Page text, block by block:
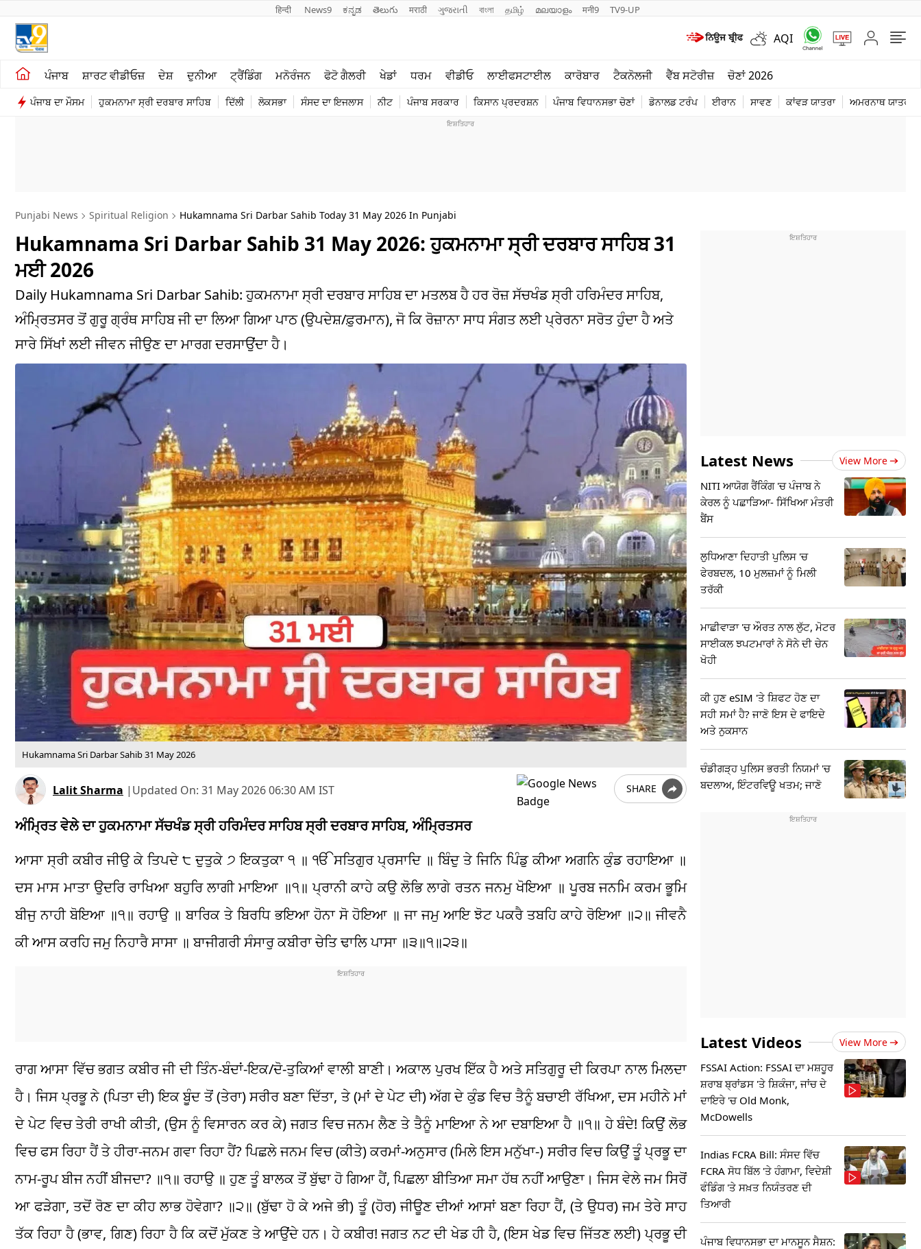
हिन्दी News9 ಕನ್ನಡ తెలుగు मराठी ગુજરાતી বাংলা தமிழ் മലയാളം मनी9 TV9-UP
AQI
ਪੰਜਾਬ ਸ਼ਾਰਟ ਵੀਡੀਓਜ਼ ਦੇਸ਼ ਦੁਨੀਆ ਟ੍ਰੈਂਡਿੰਗ ਮਨੋਰੰਜਨ ਫੋਟੋ ਗੈਲਰੀ ਖੇਡਾਂ ਧਰਮ ਵੀਡੀਓ ਲਾਈਫਸਟਾਈਲ ਕਾਰੋਬਾਰ ਟੈਕਨੋਲਜੀ ਵੈੱਬ ਸਟੋਰੀਜ਼ ਚੋਣਾਂ 2026
ਪੰਜਾਬ ਦਾ ਮੌਸਮ ਹੁਕਮਨਾਮਾ ਸ੍ਰੀ ਦਰਬਾਰ ਸਾਹਿਬ ਦਿੱਲੀ ਲੋਕਸਭਾ ਸੰਸਦ ਦਾ ਇਜਲਾਸ ਨੀਟ ਪੰਜਾਬ ਸਰਕਾਰ ਕਿਸਾਨ ਪ੍ਰਦਰਸ਼ਨ ਪੰਜਾਬ ਵਿਧਾਨਸਭਾ ਚੋਣਾਂ ਡੋਨਾਲਡ ਟਰੰਪ ਈਰਾਨ ਸਾਵਣ ਕਾਂਵੜ ਯਾਤਰਾ ਅਮਰਨਾਥ ਯਾਤਰਾ
ਖੇਤੀਬਾੜੀ
ਸ਼ਾਰਟ ਵੀਡੀਓਜ਼
ਮਨੋਰੰਜਨ
ਪੰਜਾਬ
ਟੈਕਨੋਲਜੀ
ਦੁਨੀਆ
Punjabi News Spiritual Religion Hukamnama Sri Darbar Sahib Today 31 May 2026 In Punjabi
Hukamnama Sri Darbar Sahib 31 May 2026: ਹੁਕਮਨਾਮਾ ਸ੍ਰੀ ਦਰਬਾਰ ਸਾਹਿਬ 31
ਮਈ 2026
Daily Hukamnama Sri Darbar Sahib: ਹੁਕਮਨਾਮਾ ਸ੍ਰੀ ਦਰਬਾਰ ਸਾਹਿਬ ਦਾ ਮਤਲਬ ਹੈ ਹਰ ਰੋਜ਼ ਸੱਚਖੰਡ ਸ੍ਰੀ ਹਰਿਮੰਦਰ ਸਾਹਿਬ,
ਅੰਮ੍ਰਿਤਸਰ ਤੋਂ ਗੁਰੂ ਗ੍ਰੰਥ ਸਾਹਿਬ ਜੀ ਦਾ ਲਿਆ ਗਿਆ ਪਾਠ (ਉਪਦੇਸ਼/ਫ਼ੁਰਮਾਨ), ਜੋ ਕਿ ਰੋਜ਼ਾਨਾ ਸਾਧ ਸੰਗਤ ਲਈ ਪ੍ਰੇਰਨਾ ਸਰੋਤ ਹੁੰਦਾ ਹੈ ਅਤੇ
ਸਾਰੇ ਸਿੱਖਾਂ ਲਈ ਜੀਵਨ ਜੀਉਣ ਦਾ ਮਾਰਗ ਦਰਸਾਉਂਦਾ ਹੈ।
Hukamnama Sri Darbar Sahib 31 May 2026
Lalit Sharma | Updated On: 31 May 2026 06:30 AM IST SHARE
ਅੰਮ੍ਰਿਤ ਵੇਲੇ ਦਾ ਹੁਕਮਨਾਮਾ ਸੱਚਖੰਡ ਸ੍ਰੀ ਹਰਿਮੰਦਰ ਸਾਹਿਬ ਸ੍ਰੀ ਦਰਬਾਰ ਸਾਹਿਬ, ਅੰਮ੍ਰਿਤਸਰ
ਆਸਾ ਸ੍ਰੀ ਕਬੀਰ ਜੀਉ ਕੇ ਤਿਪਦੇ ੮ ਦੁਤੁਕੇ ੭ ਇਕਤੁਕਾ ੧ ॥ ੴ ਸਤਿਗੁਰ ਪ੍ਰਸਾਦਿ ॥ ਬਿੰਦੁ ਤੇ ਜਿਨਿ ਪਿੰਡੁ ਕੀਆ ਅਗਨਿ ਕੁੰਡ ਰਹਾਇਆ ॥
ਦਸ ਮਾਸ ਮਾਤਾ ਉਦਰਿ ਰਾਖਿਆ ਬਹੁਰਿ ਲਾਗੀ ਮਾਇਆ ॥੧॥ ਪ੍ਰਾਨੀ ਕਾਹੇ ਕਉ ਲੋਭਿ ਲਾਗੇ ਰਤਨ ਜਨਮੁ ਖੋਇਆ ॥ ਪੂਰਬ ਜਨਮਿ ਕਰਮ ਭੂਮਿ
ਬੀਜੁ ਨਾਹੀ ਬੋਇਆ ॥੧॥ ਰਹਾਉ ॥ ਬਾਰਿਕ ਤੇ ਬਿਰਧਿ ਭਇਆ ਹੋਨਾ ਸੋ ਹੋਇਆ ॥ ਜਾ ਜਮੁ ਆਇ ਝੋਟ ਪਕਰੈ ਤਬਹਿ ਕਾਹੇ ਰੋਇਆ ॥੨॥ ਜੀਵਨੈ
ਕੀ ਆਸ ਕਰਹਿ ਜਮੁ ਨਿਹਾਰੈ ਸਾਸਾ ॥ ਬਾਜੀਗਰੀ ਸੰਸਾਰੁ ਕਬੀਰਾ ਚੇਤਿ ਢਾਲਿ ਪਾਸਾ ॥੩॥੧॥੨੩॥
ਰਾਗ ਆਸਾ ਵਿੱਚ ਭਗਤ ਕਬੀਰ ਜੀ ਦੀ ਤਿੰਨ-ਬੰਦਾਂ-ਇਕ/ਦੋ-ਤੁਕਿਆਂ ਵਾਲੀ ਬਾਣੀ। ਅਕਾਲ ਪੁਰਖ ਇੱਕ ਹੈ ਅਤੇ ਸਤਿਗੁਰੂ ਦੀ ਕਿਰਪਾ ਨਾਲ ਮਿਲਦਾ
ਹੈ। ਜਿਸ ਪ੍ਰਭੂ ਨੇ (ਪਿਤਾ ਦੀ) ਇਕ ਬੂੰਦ ਤੋਂ (ਤੇਰਾ) ਸਰੀਰ ਬਣਾ ਦਿੱਤਾ, ਤੇ (ਮਾਂ ਦੇ ਪੇਟ ਦੀ) ਅੱਗ ਦੇ ਕੁੰਡ ਵਿਚ ਤੈਨੂੰ ਬਚਾਈ ਰੱਖਿਆ, ਦਸ ਮਹੀਨੇ ਮਾਂ
ਦੇ ਪੇਟ ਵਿਚ ਤੇਰੀ ਰਾਖੀ ਕੀਤੀ, (ਉਸ ਨੂੰ ਵਿਸਾਰਨ ਕਰ ਕੇ) ਜਗਤ ਵਿਚ ਜਨਮ ਲੈਣ ਤੇ ਤੈਨੂੰ ਮਾਇਆ ਨੇ ਆ ਦਬਾਇਆ ਹੈ ॥੧॥ ਹੇ ਬੰਦੇ! ਕਿਉਂ ਲੋਭ
ਵਿਚ ਫਸ ਰਿਹਾ ਹੈਂ ਤੇ ਹੀਰਾ-ਜਨਮ ਗਵਾ ਰਿਹਾ ਹੈਂ? ਪਿਛਲੇ ਜਨਮ ਵਿਚ (ਕੀਤੇ) ਕਰਮਾਂ-ਅਨੁਸਾਰ (ਮਿਲੇ ਇਸ ਮਨੁੱਖਾ-) ਸਰੀਰ ਵਿਚ ਕਿਉਂ ਤੂੰ ਪ੍ਰਭੂ ਦਾ
ਨਾਮ-ਰੂਪ ਬੀਜ ਨਹੀਂ ਬੀਜਦਾ? ॥੧॥ ਰਹਾਉ ॥ ਹੁਣ ਤੂੰ ਬਾਲਕ ਤੋਂ ਬੁੱਢਾ ਹੋ ਗਿਆ ਹੈਂ, ਪਿਛਲਾ ਬੀਤਿਆ ਸਮਾ ਹੱਥ ਨਹੀਂ ਆਉਣਾ। ਜਿਸ ਵੇਲੇ ਜਮ ਸਿਰੋਂ
ਆ ਫੜੇਗਾ, ਤਦੋਂ ਰੋਣ ਦਾ ਕੀਹ ਲਾਭ ਹੋਵੇਗਾ? ॥੨॥ (ਬੁੱਢਾ ਹੋ ਕੇ ਅਜੇ ਭੀ) ਤੂੰ (ਹੋਰ) ਜੀਊਣ ਦੀਆਂ ਆਸਾਂ ਬਣਾ ਰਿਹਾ ਹੈਂ, (ਤੇ ਉਧਰ) ਜਮ ਤੇਰੇ ਸਾਹ
ਤੱਕ ਰਿਹਾ ਹੈ (ਭਾਵ, ਗਿਣ) ਰਿਹਾ ਹੈ ਕਿ ਕਦੋਂ ਮੁੱਕਣ ਤੇ ਆਉਂਦੇ ਹਨ। ਹੇ ਕਬੀਰ! ਜਗਤ ਨਟ ਦੀ ਖੇਡ ਹੀ ਹੈ, (ਇਸ ਖੇਡ ਵਿਚ ਜਿੱਤਣ ਲਈ) ਪ੍ਰਭੂ ਦੀ
Latest News View More
NITI ਆਯੋਗ ਰੈਂਕਿੰਗ 'ਚ ਪੰਜਾਬ ਨੇ
ਕੇਰਲ ਨੂੰ ਪਛਾੜਿਆ- ਸਿੱਖਿਆ ਮੰਤਰੀ
ਬੈਂਸ
ਲੁਧਿਆਣਾ ਦਿਹਾਤੀ ਪੁਲਿਸ 'ਚ
ਫੇਰਬਦਲ, 10 ਮੁਲਜ਼ਮਾਂ ਨੂੰ ਮਿਲੀ
ਤਰੱਕੀ
ਮਾਛੀਵਾੜਾ 'ਚ ਔਰਤ ਨਾਲ ਲੁੱਟ, ਮੋਟਰ
ਸਾਈਕਲ ਝਪਟਮਾਰਾਂ ਨੇ ਸੋਨੇ ਦੀ ਚੇਨ
ਖੋਹੀ
ਕੀ ਹੁਣ eSIM 'ਤੇ ਸ਼ਿਫਟ ਹੋਣ ਦਾ
ਸਹੀ ਸਮਾਂ ਹੈ? ਜਾਣੋ ਇਸ ਦੇ ਫਾਇਦੇ
ਅਤੇ ਨੁਕਸਾਨ
ਚੰਡੀਗੜ੍ਹ ਪੁਲਿਸ ਭਰਤੀ ਨਿਯਮਾਂ 'ਚ
ਬਦਲਾਅ, ਇੰਟਰਵਿਊ ਖਤਮ; ਜਾਣੋ
Latest Videos View More
FSSAI Action: FSSAI ਦਾ ਮਸ਼ਹੂਰ
ਸ਼ਰਾਬ ਬ੍ਰਾਂਡਸ 'ਤੇ ਸ਼ਿਕੰਜਾ, ਜਾਂਚ ਦੇ
ਦਾਇਰੇ 'ਚ Old Monk,
McDowells
Indias FCRA Bill: ਸੰਸਦ ਵਿੱਚ
FCRA ਸੋਧ ਬਿੱਲ 'ਤੇ ਹੰਗਾਮਾ, ਵਿਦੇਸ਼ੀ
ਫੰਡਿੰਗ 'ਤੇ ਸਖ਼ਤ ਨਿਯੰਤਰਣ ਦੀ
ਤਿਆਰੀ
ਪੰਜਾਬ ਵਿਧਾਨਸਭਾ ਦਾ ਮਾਨਸੂਨ ਸੈਸ਼ਨ: